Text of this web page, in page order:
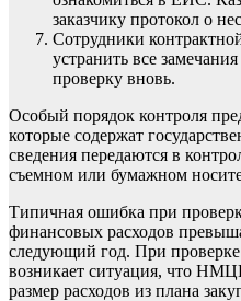
заказчику протокол о
Сотрудники
устранить все
проверку вновь.
Особый порядок контроля
которые содержат
сведения передаются в
съемном или бумажном
Типичная ошибка при
финансовых расходов
следующий год. При проверке
возникает ситуация, что
размер расходов из плана